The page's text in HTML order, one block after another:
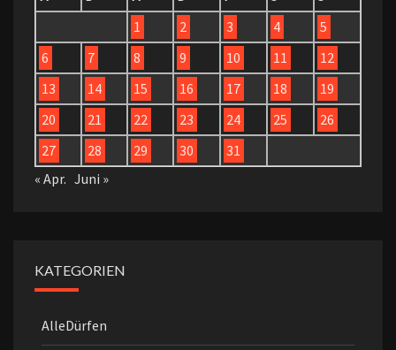
1
2 3 4
5
6
7 8 9 10 11
12
13
14 15 16 17 18
19
20
21 22 23 24 25
26
27
28 29 30
31
« Apr. Juni »
KATEGORIEN
AlleDürfen